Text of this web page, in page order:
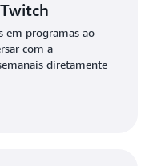
em programas ao
com a
diretamente